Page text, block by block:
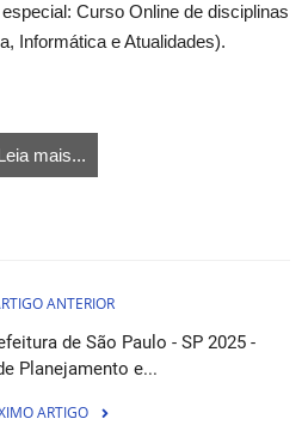
Curso Online de disciplinas
Informática e Atualidades).
mais...
ANTERIOR
de São Paulo - SP 2025 -
Planejamento e...
ARTIGO